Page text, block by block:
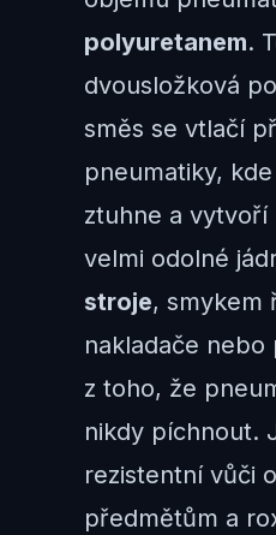
polyuretanem.
dvousložková
směs se vtlačí
pneumatiky,
ztuhne a vytvoří
velmi odolné
stroje, smykem
nakladače
z toho, že
nikdy píchnout.
rezistentní vůči
předmětům a